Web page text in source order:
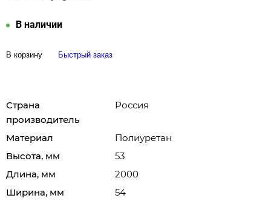
В наличии
В корзину Быстрый заказ
Страна
производитель
Россия
Материал
Полиуретан
Высота, мм
53
Длина, мм
2000
Ширина, мм
54